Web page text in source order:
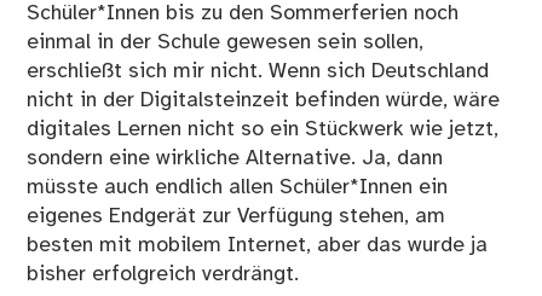
Schüler*Innen bis zu den Sommerferien noch
einmal in der Schule gewesen sein sollen,
erschließt sich mir nicht. Wenn sich Deutschland
nicht in der Digitalsteinzeit befinden würde, wäre
digitales Lernen nicht so ein Stückwerk wie jetzt,
sondern eine wirkliche Alternative. Ja, dann
müsste auch endlich allen Schüler*Innen ein
eigenes Endgerät zur Verfügung stehen, am
besten mit mobilem Internet, aber das wurde ja
bisher erfolgreich verdrängt.